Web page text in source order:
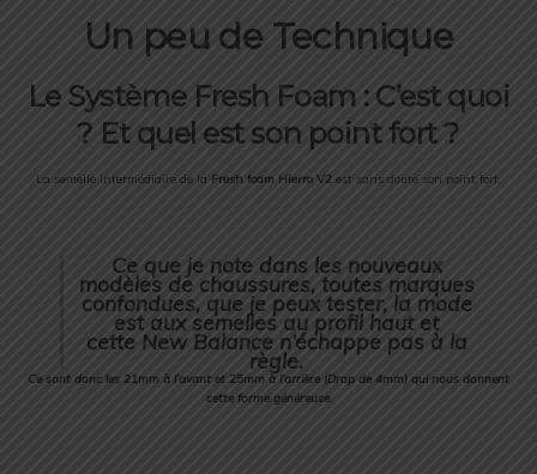
Un peu de Technique
Le Système Fresh Foam : C’est quoi
? Et quel est son point fort ?
La semelle intermédiaire de la Fresh foam Hierro V2 est sans doute son point fort.
Ce que je note dans les nouveaux
modèles de chaussures, toutes marques
confondues, que je peux tester, la mode
est aux semelles au profil haut et
cette New Balance n’échappe pas à la
règle.
Ce sont donc les 21mm à l’avant et 25mm à l’arrière (Drop de 4mm) qui nous donnent
cette forme généreuse.